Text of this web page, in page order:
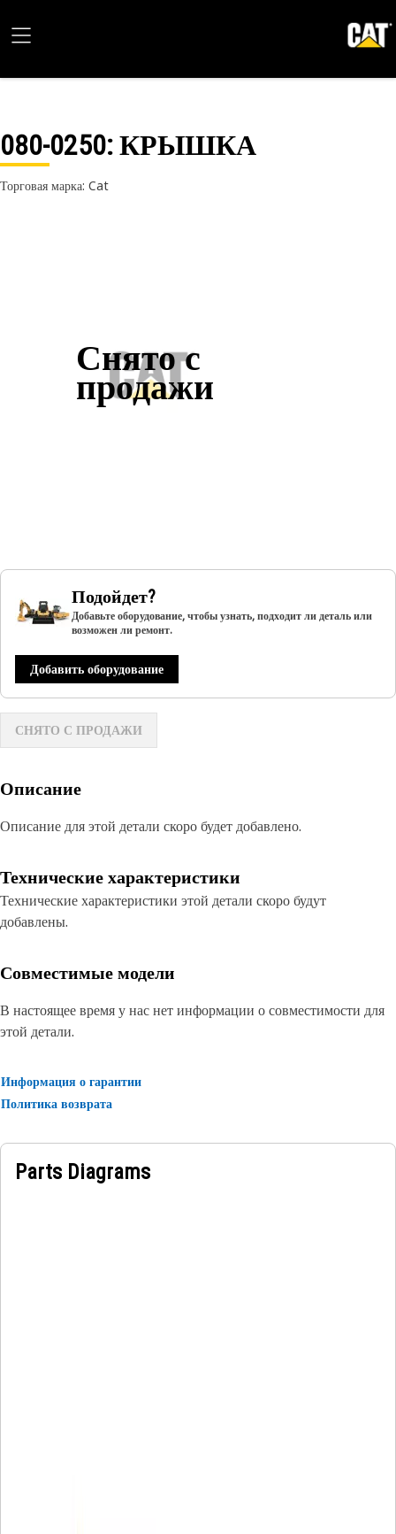
080-0250: КРЫШКА
Торговая марка: Cat
Снято с
продажи
Подойдет?
Добавьте оборудование, чтобы узнать, подходит ли деталь или
возможен ли ремонт.
Добавить оборудование
СНЯТО С ПРОДАЖИ
Описание
Описание для этой детали скоро будет добавлено.
Технические характеристики
Технические характеристики этой детали скоро будут
добавлены.
Совместимые модели
В настоящее время у нас нет информации о совместимости для
этой детали.
Информация о гарантии
Политика возврата
Parts Diagrams